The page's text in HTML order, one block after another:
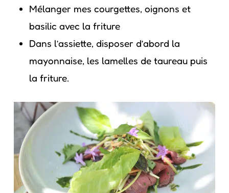
Mélanger mes courgettes, oignons et
basilic avec la friture
Dans l’assiette, disposer d’abord la
mayonnaise, les lamelles de taureau puis
la friture.